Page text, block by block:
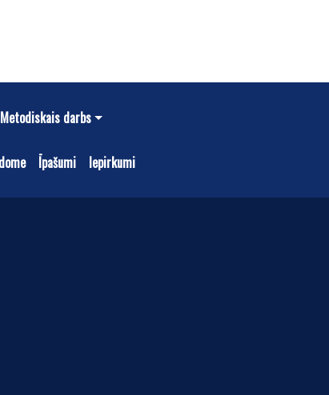
Metodiskais darbs
Īpašumi Iepirkumi